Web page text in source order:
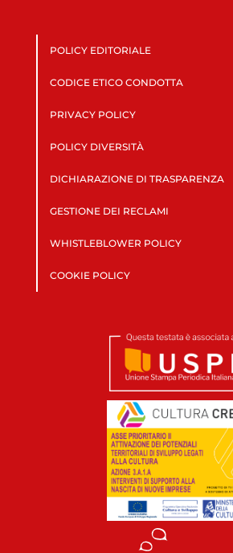
POLICY EDITORIALE
CODICE ETICO CONDOTTA
PRIVACY POLICY
POLICY DIVERSITÀ
DICHIARAZIONE DI TRASPARENZA
GESTIONE DEI RECLAMI
WHISTLEBLOWER POLICY
COOKIE POLICY